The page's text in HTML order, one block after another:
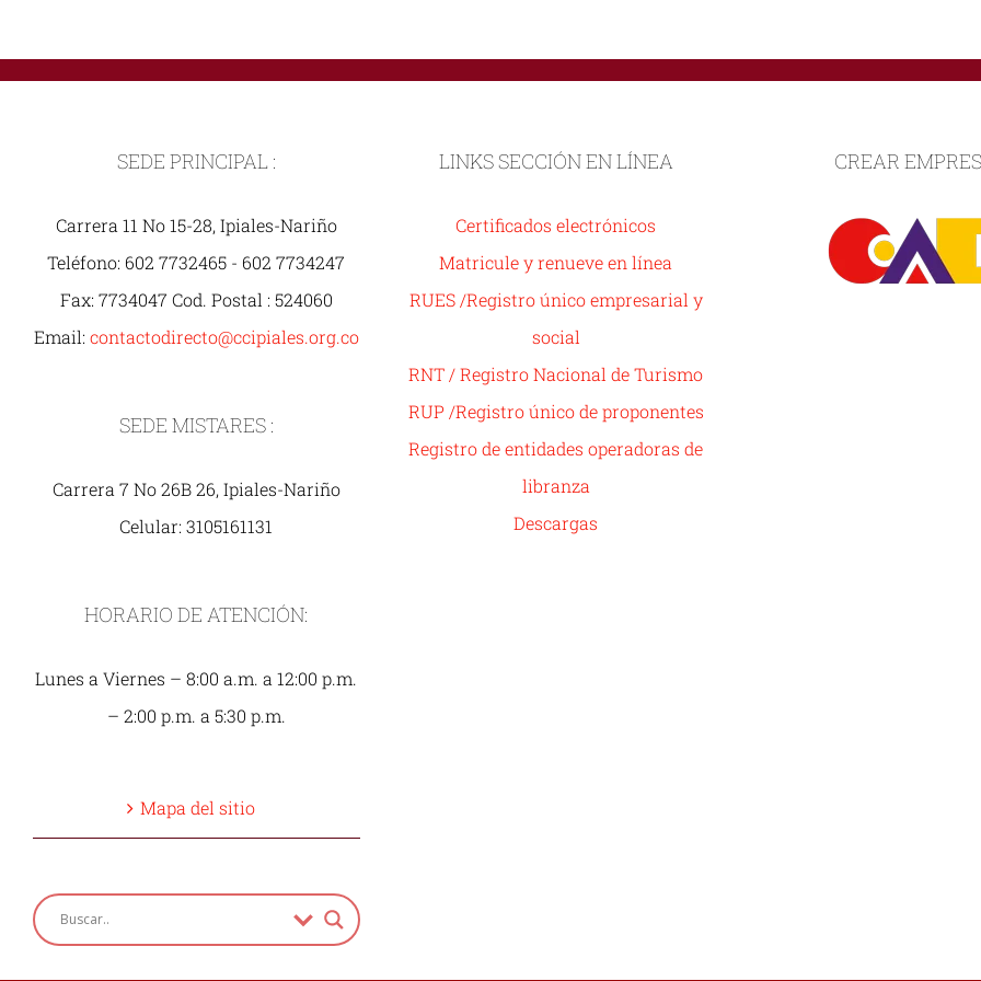
SEDE PRINCIPAL :
Carrera 11 No 15-28, Ipiales-Nariño
Teléfono: 602 7732465 - 602 7734247
Fax: 7734047 Cod. Postal : 524060
Email: contactodirecto@ccipiales.org.co
SEDE MISTARES :
Carrera 7 No 26B 26, Ipiales-Nariño
Celular: 3105161131
HORARIO DE ATENCIÓN:
Lunes a Viernes – 8:00 a.m. a 12:00 p.m.
– 2:00 p.m. a 5:30 p.m.
Mapa del sitio
LINKS SECCIÓN EN LÍNEA
Certificados electrónicos
Matricule y renueve en línea
RUES /Registro único empresarial y
social
RNT / Registro Nacional de Turismo
RUP /Registro único de proponentes
Registro de entidades operadoras de
libranza
Descargas
CREAR